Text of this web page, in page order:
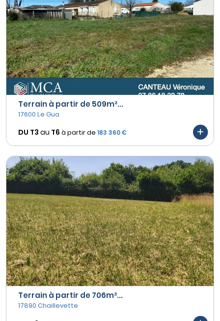
Terrain à partir de 509m²...
17600 Le Gua
DU T3 au T6 à partir de 183 360 €
Terrain à partir de 706m²...
17890 Chaillevette